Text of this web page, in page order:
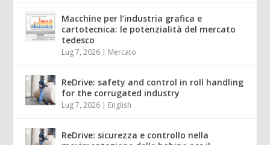
Macchine per l’industria grafica e
cartotecnica: le potenzialità del mercato
tedesco
Lug 7, 2026 | Mercato
ReDrive: safety and control in roll handling
for the corrugated industry
Lug 7, 2026 | English
ReDrive: sicurezza e controllo nella